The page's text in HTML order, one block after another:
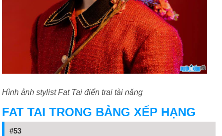
Hình ảnh stylist Fat Tai điển trai tài năng
FAT TAI TRONG BẢNG XẾP HẠNG
#53